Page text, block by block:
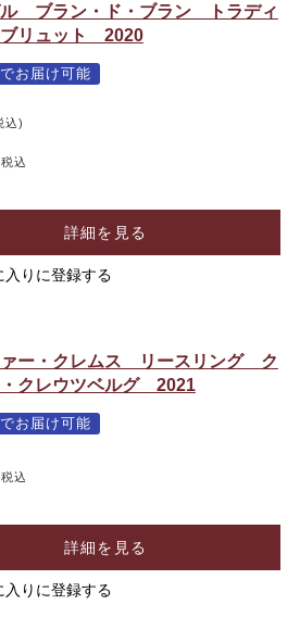
ル ブラン・ド・ブラン トラディ
リュット 2020
お届け可能
込)
税込
詳細を見る
入りに登録する
ァー・クレムス リースリング ク
・クレウツベルグ 2021
お届け可能
税込
詳細を見る
入りに登録する